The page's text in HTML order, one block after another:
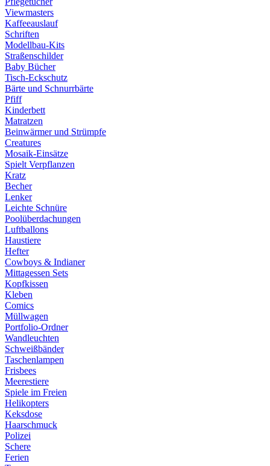
Viewmasters
Kaffeeauslauf
Schriften
Modellbau-Kits
Straßenschilder
Baby Bücher
Tisch-Eckschutz
Bärte und Schnurrbärte
Pfiff
Kinderbett
Matratzen
Beinwärmer und Strümpfe
Creatures
Mosaik-Einsätze
Spielt Verpflanzen
Kratz
Becher
Lenker
Leichte Schnüre
Poolüberdachungen
Luftballons
Haustiere
Hefter
Cowboys & Indianer
Mittagessen Sets
Kopfkissen
Kleben
Comics
Müllwagen
Portfolio-Ordner
Wandleuchten
Schweißbänder
Taschenlampen
Frisbees
Meerestiere
Spiele im Freien
Helikopters
Keksdose
Haarschmuck
Polizei
Schere
Ferien